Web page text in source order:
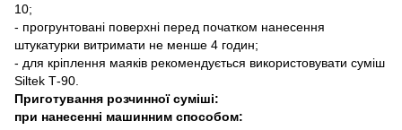
10;
- прогрунтовані поверхні перед початком нанесення
штукатурки витримати не менше 4 годин;
- для кріплення маяків рекомендується використовувати суміш
Siltek Т-90.
Приготування розчинної суміші:
при нанесенні машинним способом: